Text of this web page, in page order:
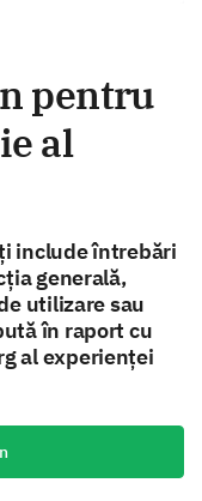
pentru
al
include întrebări
generală,
utilizare sau
în raport cu
al experienței